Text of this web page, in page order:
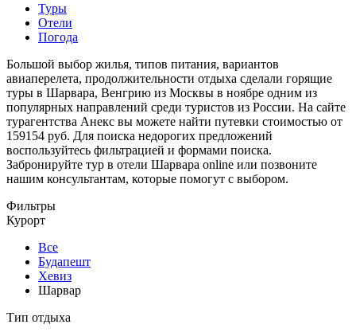
Туры
Отели
Погода
Большой выбор жилья, типов питания, вариантов
авиаперелета, продолжительности отдыха сделали горящие
туры в Шарвара, Венгрию из Москвы в ноябре одним из
популярных направлений среди туристов из России. На сайте
турагентства Анекс вы можете найти путевки стоимостью от
159154 руб. Для поиска недорогих предложений
воспользуйтесь фильтрацией и формами поиска.
Забронируйте тур в отели Шарвара online или позвоните
нашим консультантам, которые помогут с выбором.
Фильтры
Курорт
Все
Будапешт
Хевиз
Шарвар
Тип отдыха